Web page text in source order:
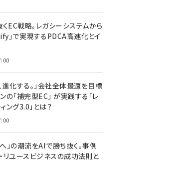
EC戦略。レガシーシステムから
」で実現するPDCA高速化とイ
進化する。」会社全体最適を目標
の「補完型EC」 が実践する「レ
ング3.0」とは？
」の潮流をAIで勝ち抜く。事例
リユースビジネスの成功法則と